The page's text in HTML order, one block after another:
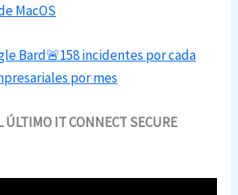
MacOS
Bard🚨158 incidentes por cada
por mes
ÚLTIMO IT CONNECT SECURE